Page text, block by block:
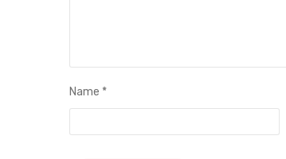
Name *